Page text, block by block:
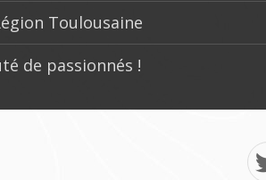
Toulousaine
de passionnés !